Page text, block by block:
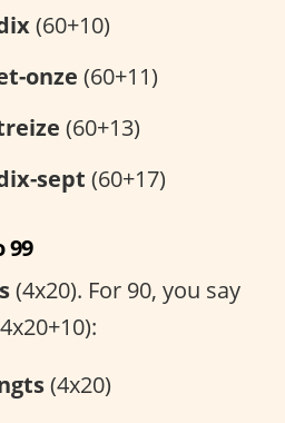
(60+10)
onze (60+11)
(60+13)
sept (60+17)
99
(4x20). For 90, you say
(4x20)